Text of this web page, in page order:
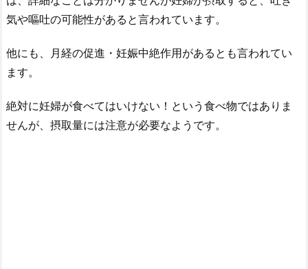
気や嘔吐の可能性があると言われています。
他にも、月経の促進・妊娠中絶作用があるとも言われてい
ます。
絶対に妊婦が食べてはいけない！という食べ物ではありま
せんが、摂取量には注意が必要なようです。